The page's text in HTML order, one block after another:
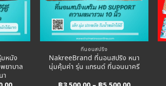
หนัง
ยาบาล
า
ที่นอนสปริง
NakreeBrand ที่นอนสปริง หนา
นุ่มคุ้มค่า รุ่น แกรนด์ ที่นอนนาครี